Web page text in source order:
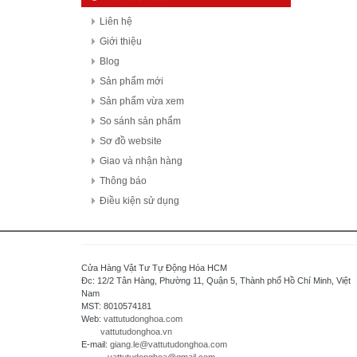
Daiichi Electronics co.,Ltd - Japan
Fuji Electric - Japan
FESTO
FDK Coperation
Hitachi - Japan
HCFA - China
HIOKI - Japan
HAGER
HONEYWELL
Hanyoung - Korea
Idec Izumi Corp - Japan
IHI - JAPAN
IOR
Liên hệ
Giới thiệu
Blog
Sản phẩm mới
Sản phẩm vừa xem
So sánh sản phẩm
Sơ đồ website
Giao và nhận hàng
Thông báo
Điều kiện sử dụng
Cửa Hàng Vật Tư Tự Động Hóa HCM
Đc: 12/2 Tân Hàng, Phường 11, Quận 5, Thành phố Hồ Chí Minh, Việt
Nam
MST: 8010574181
Web: vattutudonghoa.com
vattutudonghoa.vn
E-mail: giang.le@vattutudonghoa.com